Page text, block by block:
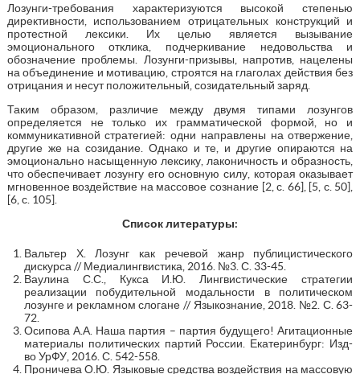
Лозунги-требования характеризуются высокой степенью
директивности, использованием отрицательных конструкций и
протестной лексики. Их целью является вызывание
эмоционального отклика, подчеркивание недовольства и
обозначение проблемы. Лозунги-призывы, напротив, нацелены
на объединение и мотивацию, строятся на глаголах действия без
отрицания и несут положительный, созидательный заряд.
Таким образом, различие между двумя типами лозунгов
определяется не только их грамматической формой, но и
коммуникативной стратегией: одни направлены на отвержение,
другие же на созидание. Однако и те, и другие опираются на
эмоционально насыщенную лексику, лаконичность и образность,
что обеспечивает лозунгу его основную силу, которая оказывает
мгновенное воздействие на массовое сознание [2, с. 66], [5, с. 50],
[6, с. 105].
Список литературы:
Вальтер Х. Лозунг как речевой жанр публицистического
дискурса // Медиалингвистика, 2016. №3. С. 33-45.
Ваулина С.С., Кукса И.Ю. Лингвистические стратегии
реализации побудительной модальности в политическом
лозунге и рекламном слогане // Языкознание, 2018. №2. С. 63-
72.
Осипова А.А. Наша партия – партия будущего! Агитационные
материалы политических партий России. Екатеринбург: Изд-
во УрФУ, 2016. С. 542-558.
Проничева О.Ю. Языковые средства воздействия на массовую